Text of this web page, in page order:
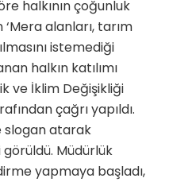
halkının çoğunluk
alanları, tarım
istemediği
halkın katılımı
ve İklim Değişikliği
çağrı yapıldı.
slogan atarak
Müdürlük
yapmaya başladı,